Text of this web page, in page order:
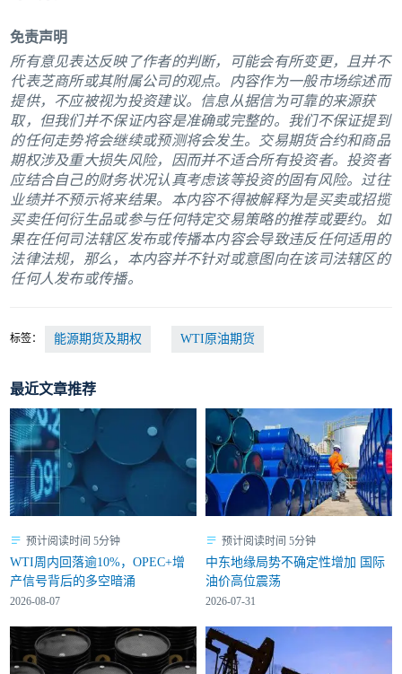
免责声明
所有意见表达反映了作者的判断，可能会有所变更，且并不
代表芝商所或其附属公司的观点。内容作为一般市场综述而
提供，不应被视为投资建议。信息从据信为可靠的来源获
取，但我们并不保证内容是准确或完整的。我们不保证提到
的任何走势将会继续或预测将会发生。交易期货合约和商品
期权涉及重大损失风险，因而并不适合所有投资者。投资者
应结合自己的财务状况认真考虑该等投资的固有风险。过往
业绩并不预示将来结果。本内容不得被解释为是买卖或招揽
买卖任何衍生品或参与任何特定交易策略的推荐或要约。如
果在任何司法辖区发布或传播本内容会导致违反任何适用的
法律法规，那么，本内容并不针对或意图向在该司法辖区的
任何人发布或传播。
标签： 能源期货及期权 WTI原油期货
最近文章推荐
预计阅读时间 5分钟
WTI周内回落逾10%，OPEC+增
产信号背后的多空暗涌
2026-08-07
预计阅读时间 5分钟
中东地缘局势不确定性增加 国际
油价高位震荡
2026-07-31